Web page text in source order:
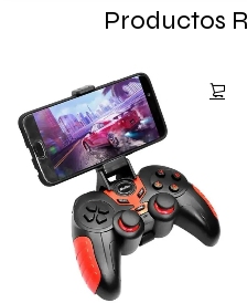
Productos